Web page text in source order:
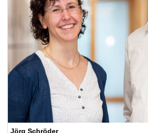
Jörg Schröder